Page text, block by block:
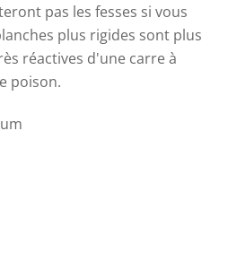
pas les fesses si vous
plus rigides sont plus
réactives d'une carre à
poison.